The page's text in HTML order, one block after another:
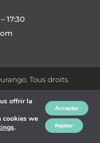
!
17:30
Tous droits
|Politique de
matière de cookies
vente|Conditions
qualité
offrir la
cookies we
.
Accepter
Rejeter